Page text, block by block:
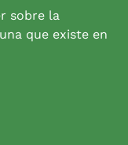
sobre la
que existe en